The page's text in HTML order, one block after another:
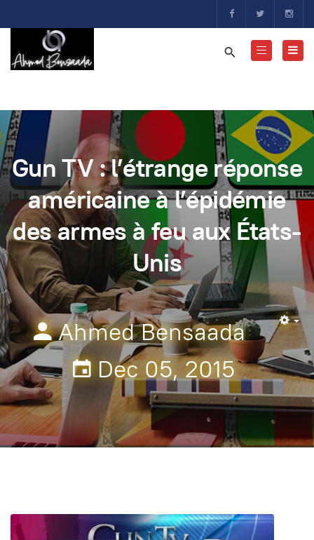
Gun TV : l’étrange réponse
américaine à l’épidémie
des armes à feu aux États-
Unis
Ahmed Bensaada
Dec 05, 2015